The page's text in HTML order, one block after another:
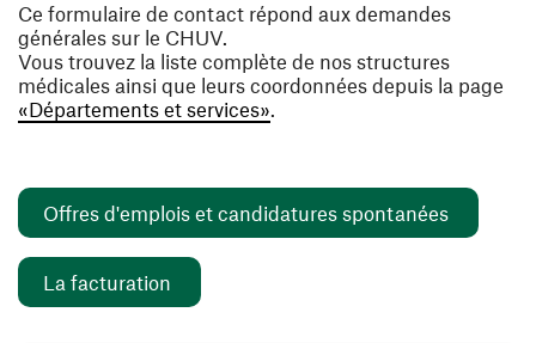
Ce formulaire de contact répond aux demandes
générales sur le CHUV.
Vous trouvez la liste complète de nos structures
médicales ainsi que leurs coordonnées depuis la page
«Départements et services».
Offres d'emplois et candidatures spontanées
La facturation